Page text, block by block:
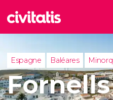
Espagne Baléares
Fornells